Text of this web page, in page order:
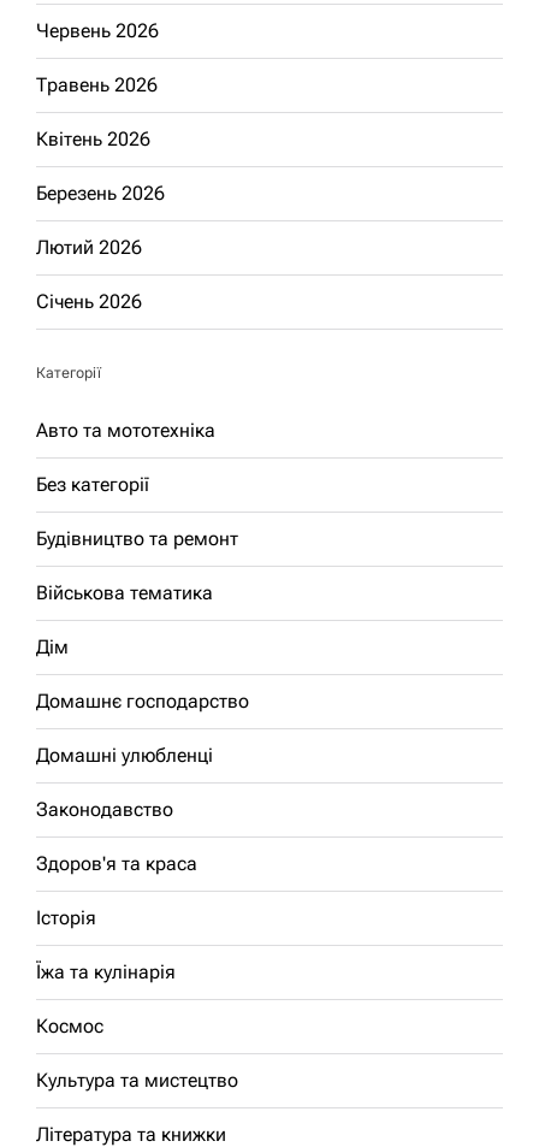
Червень 2026
Травень 2026
Квітень 2026
Березень 2026
Лютий 2026
Січень 2026
Категорії
Авто та мототехніка
Без категорії
Будівництво та ремонт
Військова тематика
Дім
Домашнє господарство
Домашні улюбленці
Законодавство
Здоров'я та краса
Історія
Їжа та кулінарія
Космос
Культура та мистецтво
Література та книжки